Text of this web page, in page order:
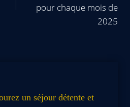
pour chaque mois de
2025
un séjour détente et